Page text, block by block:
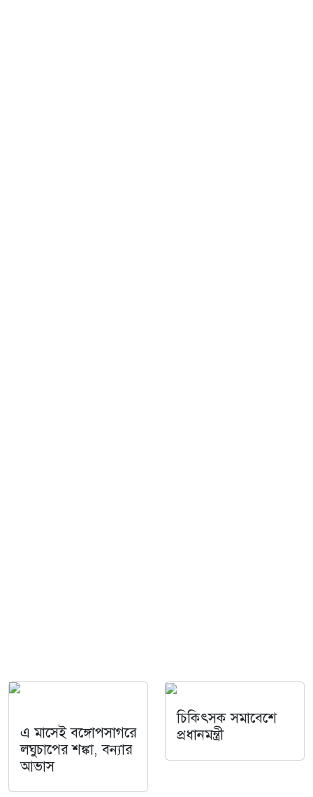
এ মাসেই বঙ্গোপসাগরে
লঘুচাপের শঙ্কা, বন্যার
আভাস
চিকিৎসক সমাবেশে
প্রধানমন্ত্রী